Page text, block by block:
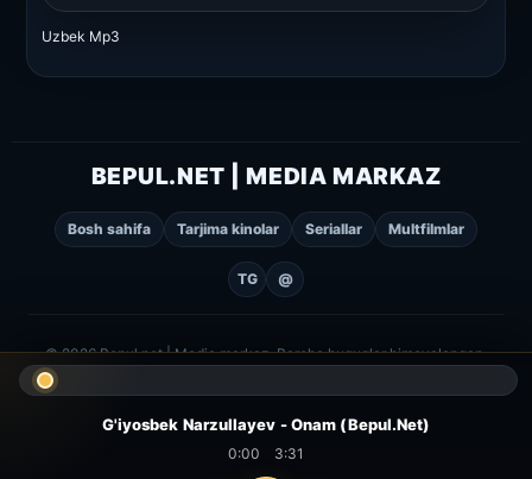
Uzbek Mp3
BEPUL.NET | MEDIA MARKAZ
Bosh sahifa Tarjima kinolar Seriallar Multfilmlar
TG @
© 2026 Bepul.net | Media markaz. Barcha huquqlar himoyalangan.
G'iyosbek Narzullayev - Onam (Bepul.Net)
0:00 3:31